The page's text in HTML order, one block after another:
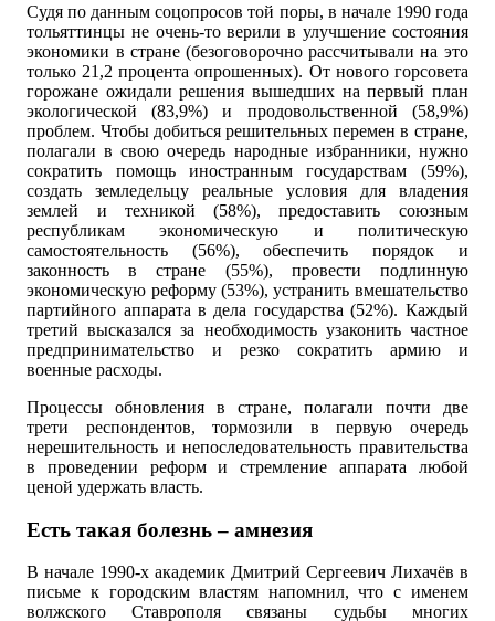
Судя по данным соцопросов той поры, в начале 1990 года
тольяттинцы не очень-то верили в улучшение состояния
экономики в стране (безоговорочно рассчитывали на это
только 21,2 процента опрошенных). От нового горсовета
горожане ожидали решения вышедших на первый план
экологической (83,9%) и продовольственной (58,9%)
проблем. Чтобы добиться решительных перемен в стране,
полагали в свою очередь народные избранники, нужно
сократить помощь иностранным государствам (59%),
создать земледельцу реальные условия для владения
землей и техникой (58%), предоставить союзным
республикам экономическую и политическую
самостоятельность (56%), обеспечить порядок и
законность в стране (55%), провести подлинную
экономическую реформу (53%), устранить вмешательство
партийного аппарата в дела государства (52%). Каждый
третий высказался за необходимость узаконить частное
предпринимательство и резко сократить армию и
военные расходы.
Процессы обновления в стране, полагали почти две
трети респондентов, тормозили в первую очередь
нерешительность и непоследовательность правительства
в проведении реформ и стремление аппарата любой
ценой удержать власть.
Есть такая болезнь – амнезия
В начале 1990-х академик Дмитрий Сергеевич Лихачёв в
письме к городским властям напомнил, что с именем
волжского Ставрополя связаны судьбы многих